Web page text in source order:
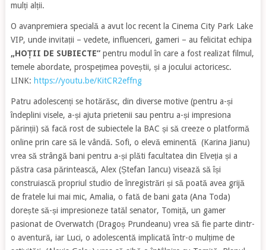
mulți alții.
O avanpremiera specială a avut loc recent la Cinema City Park Lake
VIP, unde invitații – vedete, influenceri, gameri – au felicitat echipa
„HOȚII DE SUBIECTE” pentru modul în care a fost realizat filmul,
temele abordate, prospețimea poveștii, și a jocului actoricesc.
LINK: https://youtu.be/KitCR2effng
Patru adolescenți se hotărăsc, din diverse motive (pentru a-și
îndeplini visele, a-și ajuta prietenii sau pentru a-și impresiona
părinții) să facă rost de subiectele la BAC și să creeze o platformă
online prin care să le vândă. Sofi, o elevă eminentă (Karina Jianu)
vrea să strângă bani pentru a-și plăti facultatea din Elveția și a
păstra casa părintească, Alex (Ștefan Iancu) visează să își
construiască propriul studio de înregistrări și să poată avea grijă
de fratele lui mai mic, Amalia, o fată de bani gata (Ana Toda)
dorește să-și impresioneze tatăl senator, Tomiță, un gamer
pasionat de Overwatch (Dragoș Prundeanu) vrea să fie parte dintr-
o aventură, iar Luci, o adolescentă implicată într-o mulțime de